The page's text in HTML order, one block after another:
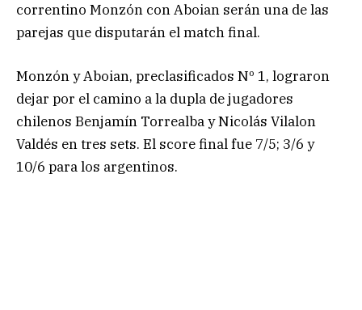
correntino Monzón con Aboian serán una de las
parejas que disputarán el match final.
Monzón y Aboian, preclasificados Nº 1, lograron
dejar por el camino a la dupla de jugadores
chilenos Benjamín Torrealba y Nicolás Vilalon
Valdés en tres sets. El score final fue 7/5; 3/6 y
10/6 para los argentinos.